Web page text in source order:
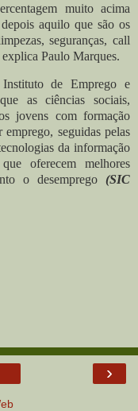
muito acima
aquilo que são os
seguranças, call
Paulo Marques.
de Emprego e
as ciências sociais,
jovens com formação
seguidas pelas
da informação
oferecem melhores
o desemprego (SIC
›